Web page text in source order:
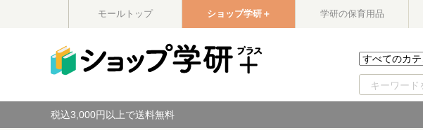
モールトップ ショップ学研＋ 学研の保育用品
税込3,000円以上で送料無料